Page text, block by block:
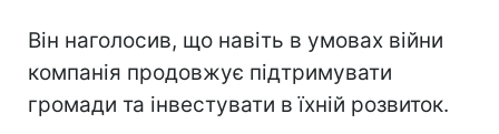
Він наголосив, що навіть в умовах війни
компанія продовжує підтримувати
громади та інвестувати в їхній розвиток.